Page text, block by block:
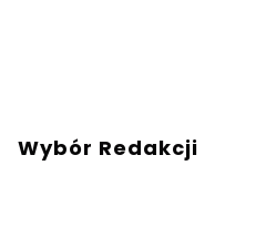
Wybór Redakcji